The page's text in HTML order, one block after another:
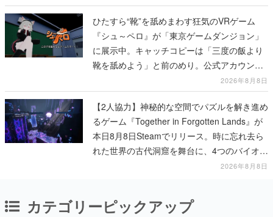
ひたすら“靴”を舐めまわす狂気のVRゲーム
『シュ～ペロ』が「東京ゲームダンジョン」
に展示中。キャッチコピーは「三度の飯より
靴を舐めよう」と前のめり。公式アカウント
も開設され、2026年リリースに向けて開発中
2026年8月8日
【2人協力】神秘的な空間でパズルを解き進め
るゲーム『Together in Forgotten Lands』が
本日8月8日Steamでリリース。時に忘れ去ら
れた世界の古代洞窟を舞台に、4つのバイオー
2026年8月8日
カテゴリーピックアップ